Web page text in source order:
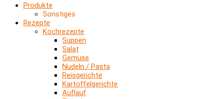
Produkte
Sonstiges
Rezepte
Kochrezepte
Suppen
Salat
Gemüse
Nudeln / Pasta
Reisgerichte
Kartoffelgerichte
Auflauf